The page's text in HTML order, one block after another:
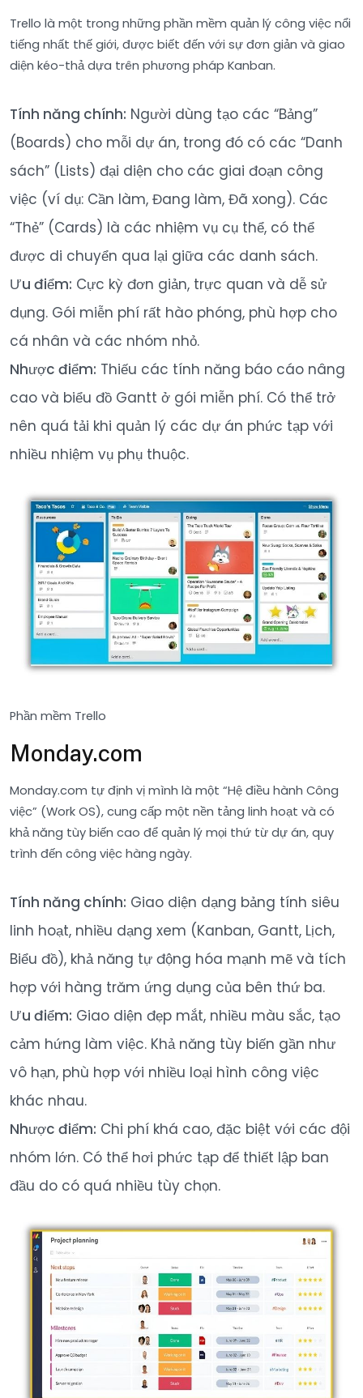
Trello là một trong những phần mềm quản lý công việc nổi
tiếng nhất thế giới, được biết đến với sự đơn giản và giao
diện kéo-thả dựa trên phương pháp Kanban.
Tính năng chính: Người dùng tạo các “Bảng”
(Boards) cho mỗi dự án, trong đó có các “Danh
sách” (Lists) đại diện cho các giai đoạn công
việc (ví dụ: Cần làm, Đang làm, Đã xong). Các
“Thẻ” (Cards) là các nhiệm vụ cụ thể, có thể
được di chuyển qua lại giữa các danh sách.
Ưu điểm: Cực kỳ đơn giản, trực quan và dễ sử
dụng. Gói miễn phí rất hào phóng, phù hợp cho
cá nhân và các nhóm nhỏ.
Nhược điểm: Thiếu các tính năng báo cáo nâng
cao và biểu đồ Gantt ở gói miễn phí. Có thể trở
nên quá tải khi quản lý các dự án phức tạp với
nhiều nhiệm vụ phụ thuộc.
Phần mềm Trello
Monday.com
Monday.com tự định vị mình là một “Hệ điều hành Công
việc” (Work OS), cung cấp một nền tảng linh hoạt và có
khả năng tùy biến cao để quản lý mọi thứ từ dự án, quy
trình đến công việc hàng ngày.
Tính năng chính: Giao diện dạng bảng tính siêu
linh hoạt, nhiều dạng xem (Kanban, Gantt, Lịch,
Biểu đồ), khả năng tự động hóa mạnh mẽ và tích
hợp với hàng trăm ứng dụng của bên thứ ba.
Ưu điểm: Giao diện đẹp mắt, nhiều màu sắc, tạo
cảm hứng làm việc. Khả năng tùy biến gần như
vô hạn, phù hợp với nhiều loại hình công việc
khác nhau.
Nhược điểm: Chi phí khá cao, đặc biệt với các đội
nhóm lớn. Có thể hơi phức tạp để thiết lập ban
đầu do có quá nhiều tùy chọn.